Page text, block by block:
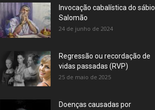
Invocação cabalística do sábio
Salomão
24 de junho de 2024
Regressão ou recordação de
vidas passadas (RVP)
25 de maio de 2025
Doenças causadas por